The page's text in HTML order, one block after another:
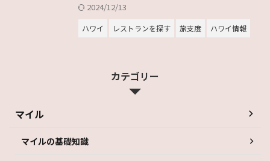
2024/12/13
ハワイ レストランを探す 旅支度 ハワイ情報
カテゴリー
マイル
マイルの基礎知識